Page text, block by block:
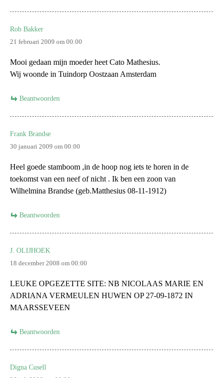
Rob Bakker
21 februari 2009 om 00:00
Mooi gedaan mijn moeder heet Cato Mathesius.
Wij woonde in Tuindorp Oostzaan Amsterdam
Beantwoorden
Frank Brandse
30 januari 2009 om 00:00
Heel goede stamboom ,in de hoop nog iets te horen in de
toekomst van een neef of nicht . Ik ben een zoon van
Wilhelmina Brandse (geb.Matthesius 08-11-1912)
Beantwoorden
J. OLIJHOEK
18 december 2008 om 00:00
LEUKE OPGEZETTE SITE: NB NICOLAAS MARIE EN
ADRIANA VERMEULEN HUWEN OP 27-09-1872 IN
MAARSSEVEEN
Beantwoorden
Digna Cusell